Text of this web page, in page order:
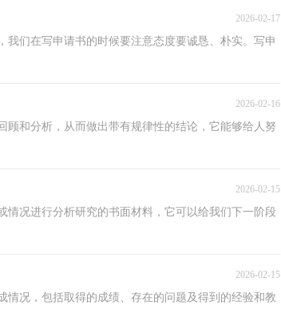
2026-02-17
们在写申请书的时候要注意态度要诚恳、朴实。写申
2026-02-16
和分析，从而做出带有规律性的结论，它能够给人努
2026-02-15
况进行分析研究的书面材料，它可以给我们下一阶段
2026-02-15
况，包括取得的成绩、存在的问题及得到的经验和教